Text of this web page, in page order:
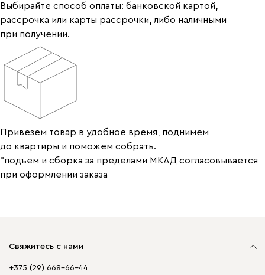
Выбирайте способ оплаты: банковской картой,
рассрочка или карты рассрочки, либо наличными
при получении.
Привезем товар в удобное время, поднимем
до квартиры и поможем собрать.
*подъем и сборка за пределами МКАД согласовывается
при оформлении заказа
Свяжитесь с нами
+375 (29) 668-66-44